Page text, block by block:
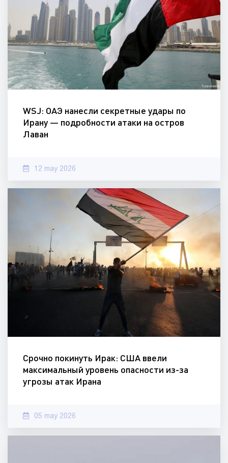
WSJ: ОАЭ нанесли секретные удары по
Ирану — подробности атаки на остров
Лаван
12 may 2026
Срочно покинуть Ирак: США ввели
максимальный уровень опасности из-за
угрозы атак Ирана
05 may 2026